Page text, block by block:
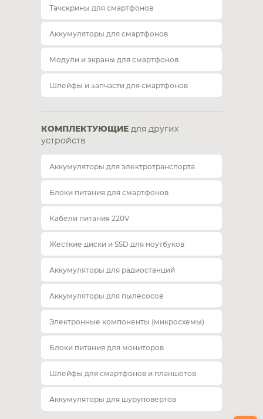
Тачскрины для смартфонов
Аккумуляторы для смартфонов
Модули и экраны для смартфонов
Шлейфы и запчасти для смартфонов
КОМПЛЕКТУЮЩИЕ для других
устройств
Аккумуляторы для электротранспорта
Блоки питания для смартфонов
Кабели питания 220V
Жесткие диски и SSD для ноутбуков
Аккумуляторы для радиостанций
Аккумуляторы для пылесосов
Электронные компоненты (микросхемы)
Блоки питания для мониторов
Шлейфы для смартфонов и планшетов
Аккумуляторы для шуруповертов